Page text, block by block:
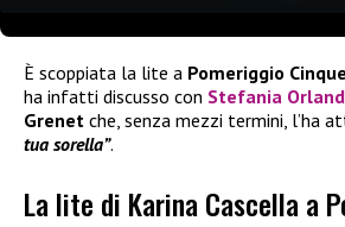
È scoppiata la lite a Pomeriggio Cinque
ha infatti discusso con Stefania
Grenet che, senza mezzi termini, l’ha
tua sorella”.
La lite di Karina Cascella a